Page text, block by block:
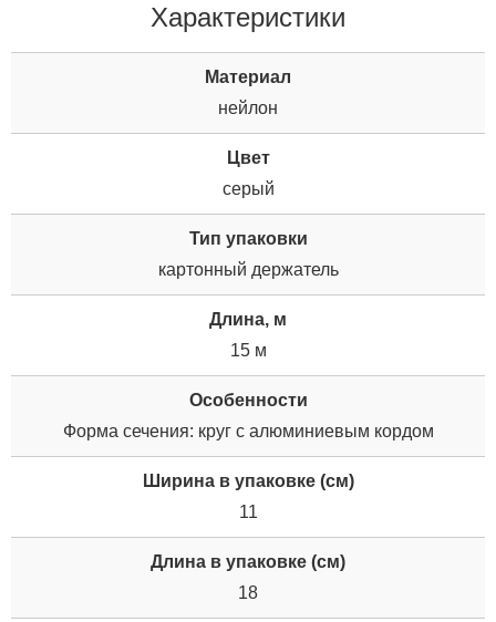
Характеристики
Материал
нейлон
Цвет
серый
Тип упаковки
картонный держатель
Длина, м
15 м
Особенности
Форма сечения: круг с алюминиевым кордом
Ширина в упаковке (см)
11
Длина в упаковке (см)
18